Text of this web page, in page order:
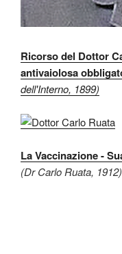
Ricorso del Dottor
antivaiolosa
dell'Interno, 1899)
La Vaccinazione -
(Dr Carlo Ruata, 1912)